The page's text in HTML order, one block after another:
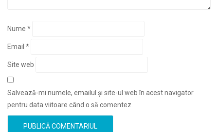
Nume *
Email *
Site web
Salvează-mi numele, emailul și site-ul web în acest navigator
pentru data viitoare când o să comentez.